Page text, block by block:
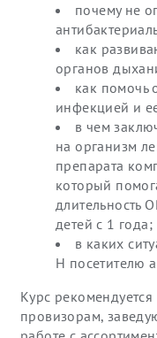
почему не
как
органов
как помочь
инфекцией и
в чем
на организм
препарата
который
длительность
детей с 1 года;
в каких
Н посетителю
Курс
провизорам,